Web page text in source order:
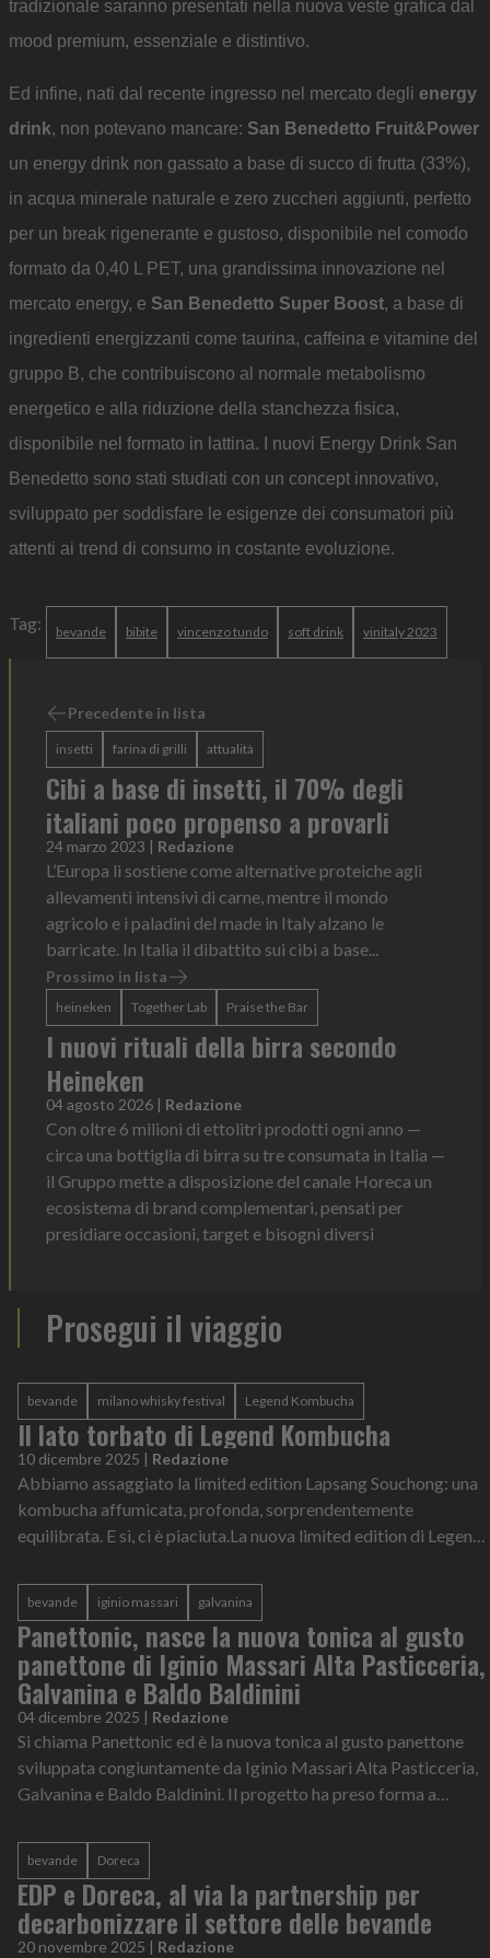
tradizionale saranno presentati nella nuova veste grafica dal
mood premium, essenziale e distintivo.
Ed infine, nati dal recente ingresso nel mercato degli energy
drink, non potevano mancare: San Benedetto Fruit&Power
un energy drink non gassato a base di succo di frutta (33%),
in acqua minerale naturale e zero zuccheri aggiunti, perfetto
per un break rigenerante e gustoso, disponibile nel comodo
formato da 0,40 L PET, una grandissima innovazione nel
mercato energy, e San Benedetto Super Boost, a base di
ingredienti energizzanti come taurina, caffeina e vitamine del
gruppo B, che contribuiscono al normale metabolismo
energetico e alla riduzione della stanchezza fisica,
disponibile nel formato in lattina. I nuovi Energy Drink San
Benedetto sono stati studiati con un concept innovativo,
sviluppato per soddisfare le esigenze dei consumatori più
attenti ai trend di consumo in costante evoluzione.
Tag: bevande bibite vincenzo tundo soft drink vinitaly 2023
Precedente in lista
insetti farina di grilli attualità
Cibi a base di insetti, il 70% degli
italiani poco propenso a provarli
24 marzo 2023 | Redazione
L’Europa li sostiene come alternative proteiche agli
allevamenti intensivi di carne, mentre il mondo
agricolo e i paladini del made in Italy alzano le
barricate. In Italia il dibattito sui cibi a base...
Prossimo in lista
heineken Together Lab Praise the Bar
I nuovi rituali della birra secondo
Heineken
04 agosto 2026 | Redazione
Con oltre 6 milioni di ettolitri prodotti ogni anno —
circa una bottiglia di birra su tre consumata in Italia —
il Gruppo mette a disposizione del canale Horeca un
ecosistema di brand complementari, pensati per
presidiare occasioni, target e bisogni diversi
Prosegui il viaggio
bevande milano whisky festival Legend Kombucha
Il lato torbato di Legend Kombucha
10 dicembre 2025 | Redazione
Abbiamo assaggiato la limited edition Lapsang Souchong: una
kombucha affumicata, profonda, sorprendentemente
equilibrata. E sì, ci è piaciuta.La nuova limited edition di Legend
bevande iginio massari galvanina
Panettonic, nasce la nuova tonica al gusto
panettone di Iginio Massari Alta Pasticceria,
Galvanina e Baldo Baldinini
04 dicembre 2025 | Redazione
Si chiama Panettonic ed è la nuova tonica al gusto panettone
sviluppata congiuntamente da Iginio Massari Alta Pasticceria,
Galvanina e Baldo Baldinini. Il progetto ha preso forma a
bevande Doreca
EDP e Doreca, al via la partnership per
decarbonizzare il settore delle bevande
20 novembre 2025 | Redazione